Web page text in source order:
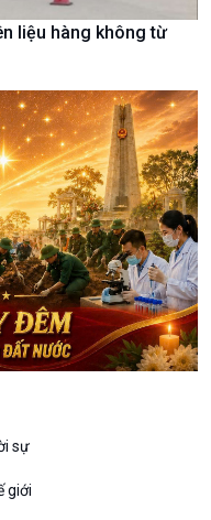
nhìn VOV1
liệu hàng không từ
sự
giới